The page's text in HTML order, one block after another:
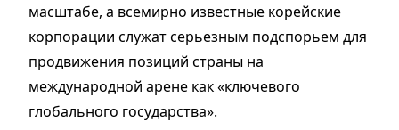
масштабе, а всемирно известные корейские
корпорации служат серьезным подспорьем для
продвижения позиций страны на
международной арене как «ключевого
глобального государства».